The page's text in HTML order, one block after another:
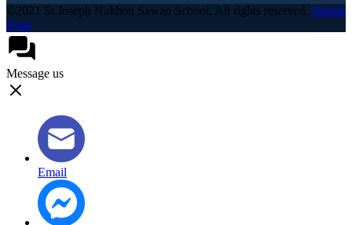
©2021 St.Joseph Nakhon Sawan School, All rights reserved. Admin
Zone
Message us
Email